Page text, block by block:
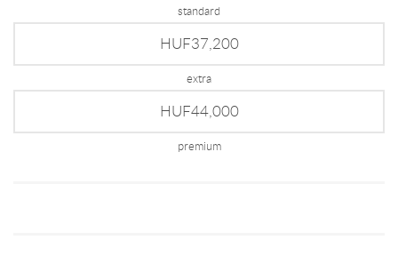
standard
HUF37,200
extra
HUF44,000
premium